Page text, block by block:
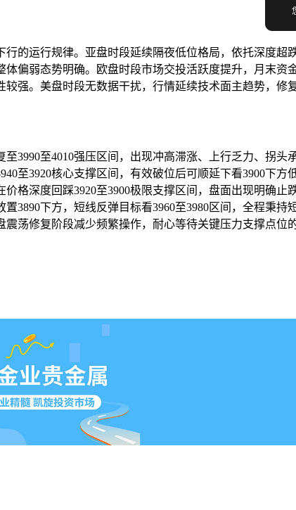
的运行规律。亚盘时段延续隔夜低位格局，依托深度超
偏弱态势明确。欧盘时段市场交投活跃度提升，月末资
强。美盘时段无数据干扰，行情延续技术面主趋势，修
3990至4010强压区间，出现冲高滞涨、上行乏力、拐头
至3920核心支撑区间，有效破位后可顺延下看3900下方
格深度回踩3920至3900极限支撑区间，盘面出现明确止
3890下方，短线反弹目标看3960至3980区间，全程秉持
荡修复阶段减少频繁操作，耐心等待关键压力支撑点位